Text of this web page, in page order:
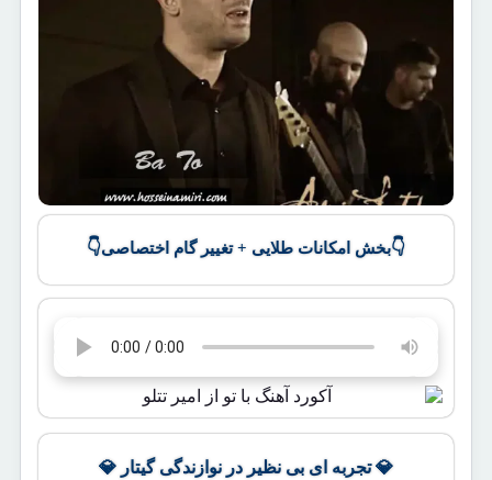
👇بخش امکانات طلایی + تغییر گام اختصاصی👇
💎 تجربه ای بی نظیر در نوازندگی گیتار 💎